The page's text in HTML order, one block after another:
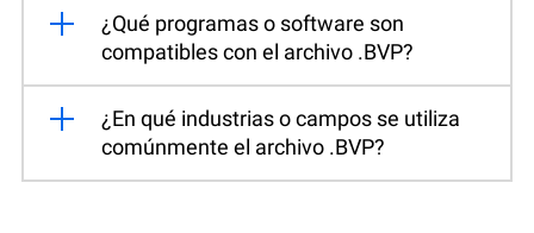
¿Qué programas o software son
compatibles con el archivo .BVP?
¿En qué industrias o campos se utiliza
comúnmente el archivo .BVP?